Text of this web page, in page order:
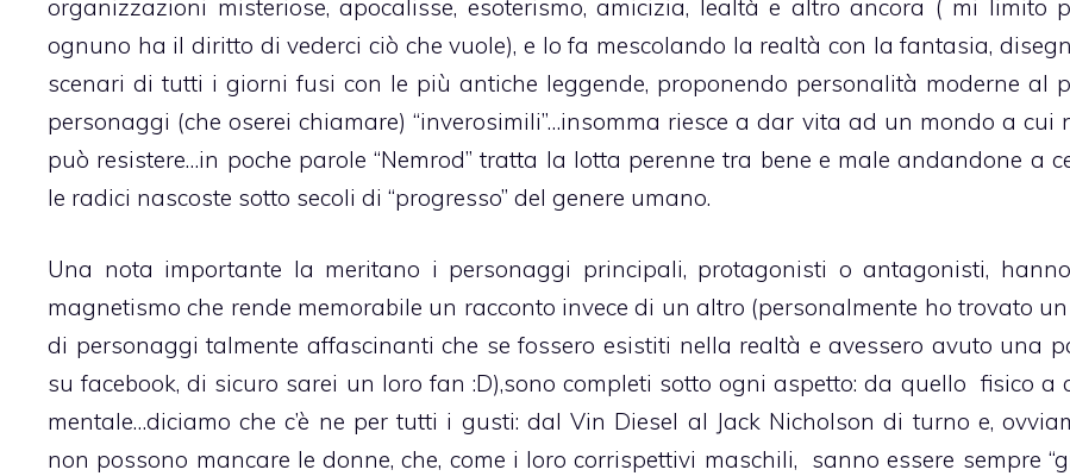
organizzazioni misteriose, apocalisse, esoterismo, amicizia, lealtà e altro ancora ( mi limito
ognuno ha il diritto di vederci ciò che vuole), e lo fa mescolando la realtà con la fantasia,
scenari di tutti i giorni fusi con le più antiche leggende, proponendo personalità moderne al
personaggi (che oserei chiamare) “inverosimili”…insomma riesce a dar vita ad un mondo a cui
può resistere…in poche parole “Nemrod” tratta la lotta perenne tra bene e male andandone a
le radici nascoste sotto secoli di “progresso” del genere umano.
Una nota importante la meritano i personaggi principali, protagonisti o antagonisti,
magnetismo che rende memorabile un racconto invece di un altro (personalmente ho trovato
di personaggi talmente affascinanti che se fossero esistiti nella realtà e avessero avuto una
su facebook, di sicuro sarei un loro fan :D),sono completi sotto ogni aspetto: da quello fisico a
mentale…diciamo che c’è ne per tutti i gusti: dal Vin Diesel al Jack Nicholson di turno e,
non possono mancare le donne, che, come i loro corrispettivi maschili, sanno essere sempre